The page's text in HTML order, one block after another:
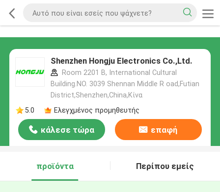
Shenzhen Hongju Electronics Co.,Ltd.
Room 2201 B, International Cultural
Building.NO. 3039 Shennan Middle R oad,Futian
District,Shenzhen,China,Κίνα
5.0
Ελεγχμένος προμηθευτής
κάλεσε τώρα επαφή
προϊόντα Περίπου εμείς